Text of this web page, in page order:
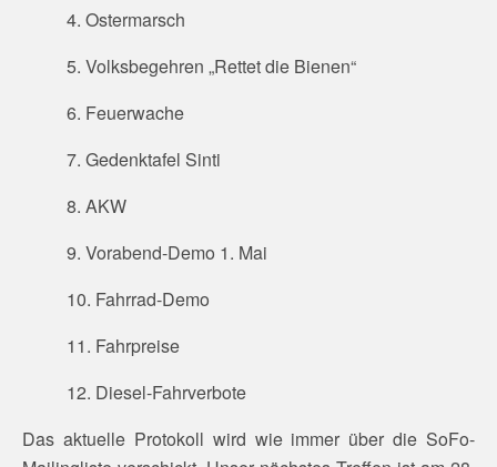
4. Ostermarsch
5. Volksbegehren „Rettet die Bienen“
6. Feuerwache
7. Gedenktafel Sinti
8. AKW
9. Vorabend-Demo 1. Mai
10. Fahrrad-Demo
11. Fahrpreise
12. Diesel-Fahrverbote
Das aktuelle Protokoll wird wie immer über die SoFo-